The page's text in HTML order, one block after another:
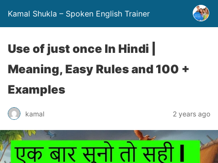
Kamal Shukla – Spoken English Trainer
Use of just once In Hindi |
Meaning, Easy Rules and 100 +
Examples
kamal 2 years ago